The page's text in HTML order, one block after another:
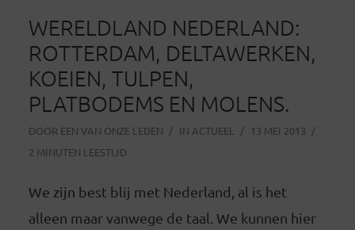
WERELDLAND NEDERLAND:
ROTTERDAM, DELTAWERKEN,
KOEIEN, TULPEN,
PLATBODEMS EN MOLENS.
DOOR EEN VAN ONZE LEDEN IN ACTUEEL
13 MEI 2013
2 MINUTEN LEESTIJD
We zijn best blij met Nederland, al is het
alleen maar vanwege de taal. We kunnen hier